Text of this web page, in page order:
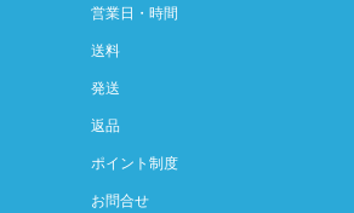
営業日・時間
送料
発送
返品
ポイント制度
お問合せ